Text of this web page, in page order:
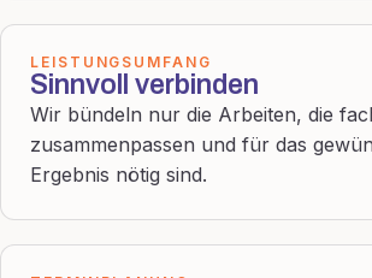
LEISTUNGSUMFANG
Sinnvoll verbinden
Wir bündeln nur die Arbeiten, die
zusammenpassen und für das
Ergebnis nötig sind.